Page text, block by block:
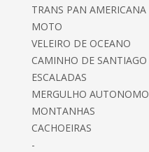
TRANS PAN AMERICANA
MOTO
VELEIRO DE OCEANO
CAMINHO DE SANTIAGO
ESCALADAS
MERGULHO AUTONOMO
MONTANHAS
CACHOEIRAS
-